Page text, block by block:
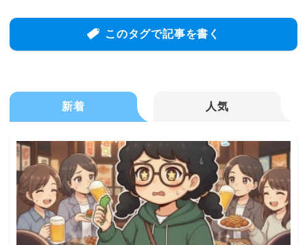
このタグで記事を書く
新着 人気